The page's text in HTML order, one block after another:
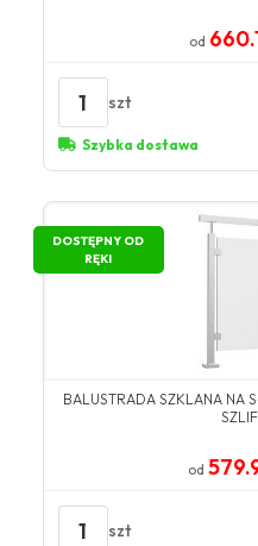
od
1 szt
Szybka dostawa
DOSTĘPNY OD
RĘKI
BALUSTRADA SZKLANA NA
od
1 szt